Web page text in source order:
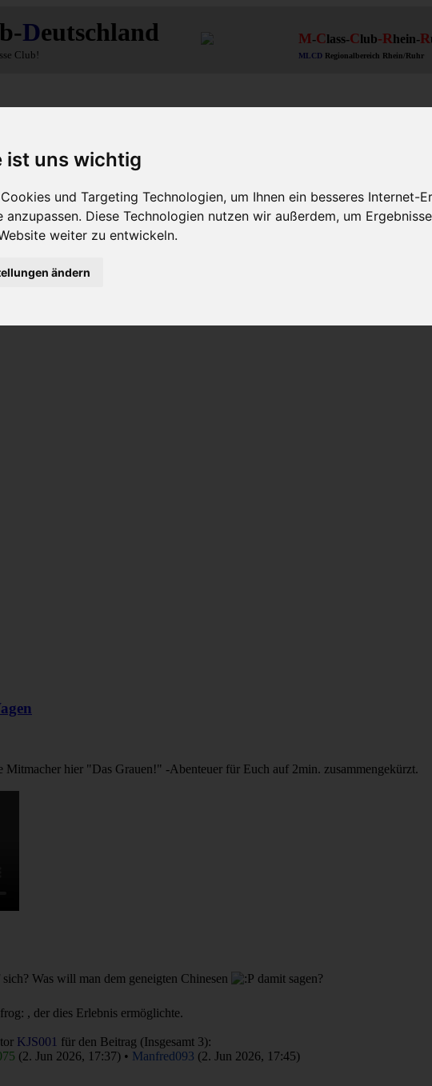
ist uns wichtig
und Targeting Technologien, um Ihnen ein besseres Internet-
anzupassen. Diese Technologien nutzen wir außerdem, um
weiter zu entwickeln.
ändern
Deutschland
Club!
M-Class-Club-Rhein-R
MLCD Regionalbereich Rhein/Ruhr
Foren NUR für MLCD-Clubmitglieder
2.-Wagen
Mitmacher hier "Das Grauen!" -Abenteuer für Euch auf 2min. zusammengekürzt.
Was will man dem geneigten Chinesen
damit sagen?
, der dies Erlebnis ermöglichte.
KJS001 für den Beitrag (Insgesamt 3):
(2. Jun 2026, 17:37) • Manfred093 (2. Jun 2026, 17:45)